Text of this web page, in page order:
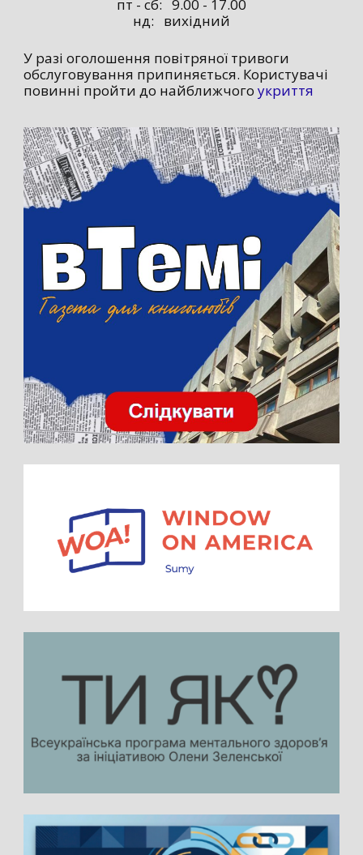
пт - сб: 9.00 - 17.00
нд: вихідний
У разі оголошення повітряної тривоги
обслуговування припиняється. Користувачі
повинні пройти до найближчого укриття